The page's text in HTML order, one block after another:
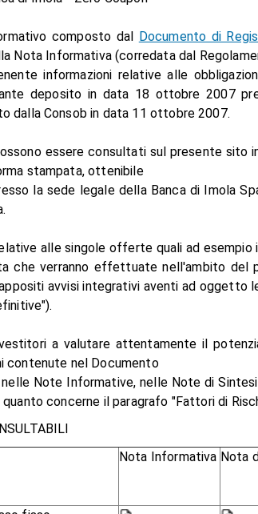
composto dal Documento di
Nota Informativa (corredata dal
informazioni relative alle
deposito in data 18 ottobre 2007
dalla Consob in data 11 ottobre 2007.
essere consultati sul presente sito
stampata, ottenibile
la sede legale della Banca di Imola
alle singole offerte quali ad
che verranno effettuate nell'ambito del
avvisi integrativi aventi ad
a valutare attentamente il
contenute nel Documento
nelle Note Informative, nelle Note di
concerne il paragrafo "Fattori di
Nota Informativa Nota